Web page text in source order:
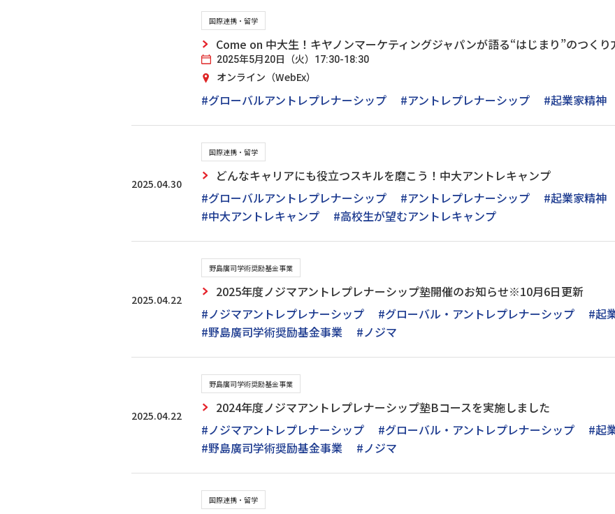
国際連携・留学
Come on 中大生！キヤノンマーケティングジャパンが語る“はじまり”のつくり
2025年5月20日（火）17:30-18:30
オンライン（WebEx）
#グローバルアントレプレナーシップ #アントレプレナーシップ #起業家精神
2025.04.30
国際連携・留学
どんなキャリアにも役立つスキルを磨こう！中大アントレキャンプ
#グローバルアントレプレナーシップ
#アントレプレナーシップ #起業家精神
#中大アントレキャンプ
#高校生が望むアントレキャンプ
2025.04.22
野島廣司学術奨励基金事業
2025年度ノジマアントレプレナーシップ塾開催のお知らせ※10月6日更新
#ノジマアントレプレナーシップ
#グローバル・アントレプレナーシップ #起
#野島廣司学術奨励基金事業
#ノジマ
2025.04.22
野島廣司学術奨励基金事業
2024年度ノジマアントレプレナーシップ塾Bコースを実施しました
#ノジマアントレプレナーシップ
#グローバル・アントレプレナーシップ #起
#野島廣司学術奨励基金事業
#ノジマ
国際連携・留学